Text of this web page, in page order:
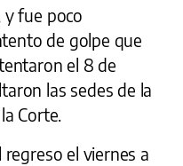
y fue poco
de golpe que
el 8 de
las sedes de la
Corte.
el viernes a